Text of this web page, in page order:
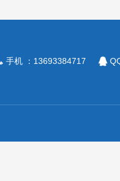
手机 ：13693384717 